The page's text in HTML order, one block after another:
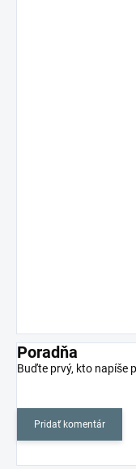
Poradňa
Buďte prvý, kto napíše
Pridať komentár